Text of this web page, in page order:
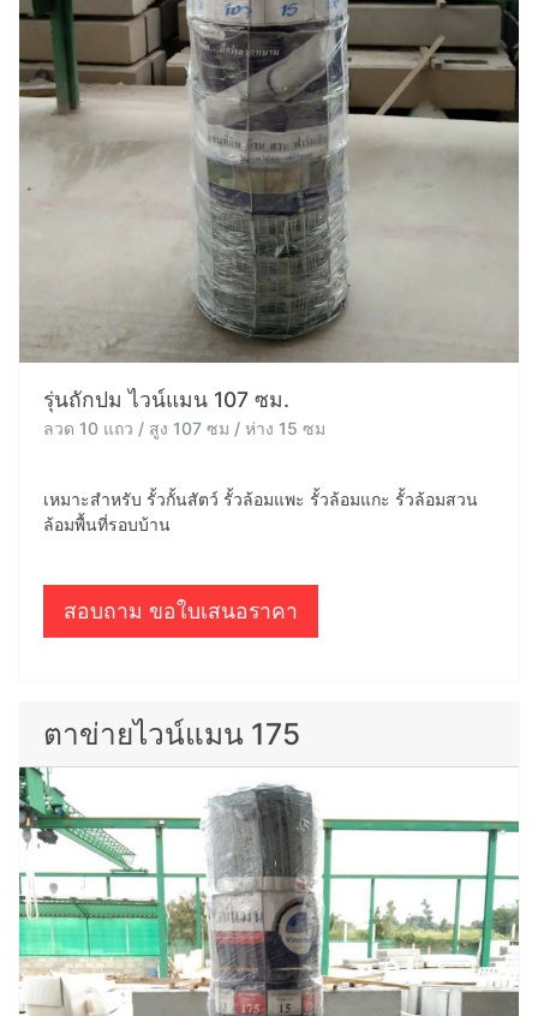
รุ่นถักปม ไวน์แมน 107 ซม.
ลวด 10 แถว / สูง 107 ซม / ห่าง 15 ซม
เหมาะสำหรับ รั้วกั้นสัตว์ รั้วล้อมแพะ รั้วล้อมแกะ รั้วล้อมสวน
ล้อมพื้นที่รอบบ้าน
สอบถาม ขอใบเสนอราคา
ตาข่ายไวน์แมน 175